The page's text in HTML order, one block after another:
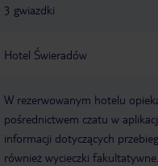
3 gwiazdki
Hotel Świeradów
W rezerwowanym hotelu
pośrednictwem czatu w
informacji dotyczących
również wycieczki